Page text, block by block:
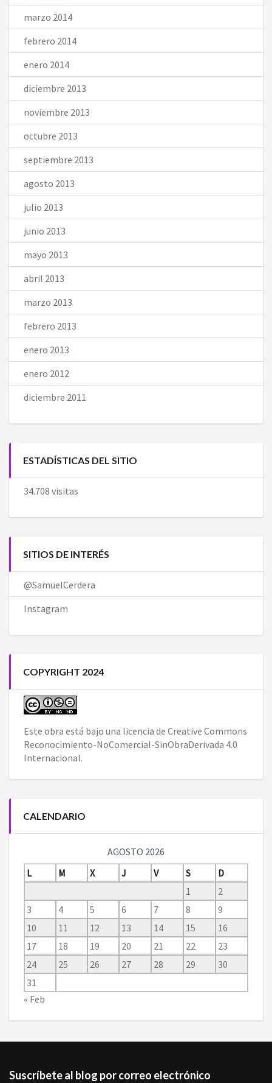
marzo 2014
febrero 2014
enero 2014
diciembre 2013
noviembre 2013
octubre 2013
septiembre 2013
agosto 2013
julio 2013
junio 2013
mayo 2013
abril 2013
marzo 2013
febrero 2013
enero 2013
enero 2012
diciembre 2011
ESTADÍSTICAS DEL SITIO
34.708 visitas
SITIOS DE INTERÉS
@SamuelCerdera
Instagram
COPYRIGHT 2024
Este obra está bajo una licencia de Creative Commons
Reconocimiento-NoComercial-SinObraDerivada 4.0
Internacional.
CALENDARIO
AGOSTO 2026
L
M X J V S
D
1
2
3
4 5 6 7 8
9
10
11 12 13 14 15
16
17
18 19 20 21 22
23
24
25 26 27 28 29
30
31
« Feb
Suscríbete al blog por correo electrónico